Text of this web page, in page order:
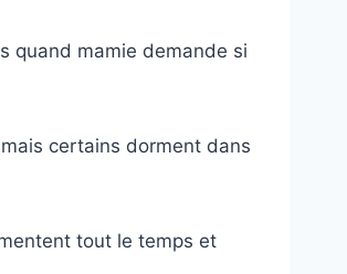
quand mamie demande si
certains dorment dans
tout le temps et